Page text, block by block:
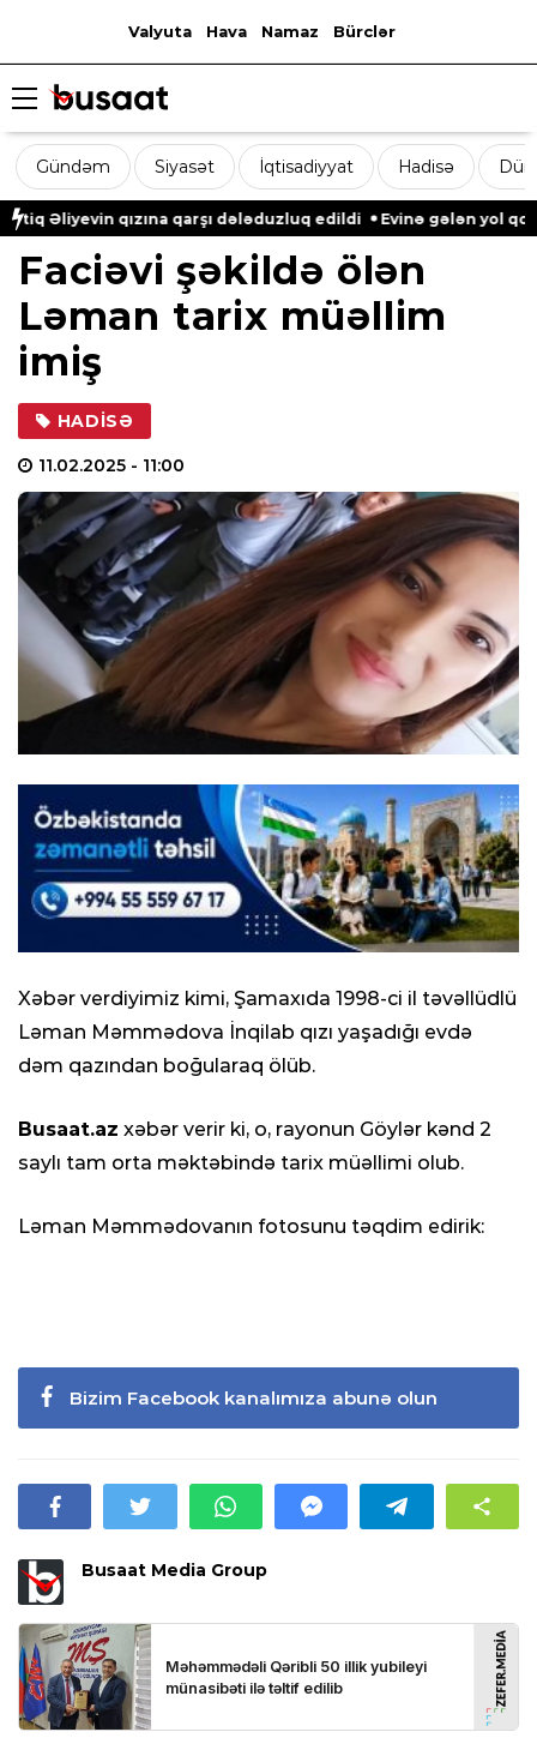
Valyuta Hava Namaz Bürclər
Gündəm Siyasət İqtisadiyyat Hadisə
qızına qarşı dələduzluq edildi Evinə gələn yol qonşusu
Faciəvi şəkildə ölən
Ləman tarix müəllim
imiş
HADISƏ
11.02.2025 - 11:00
Xəbər verdiyimiz kimi, Şamaxıda 1998-ci il təvəllüdlü
Ləman Məmmədova İnqilab qızı yaşadığı evdə
dəm qazından boğularaq ölüb.
Busaat.az xəbər verir ki, o, rayonun Göylər kənd 2
saylı tam orta məktəbində tarix müəllimi olub.
Ləman Məmmədovanın fotosunu təqdim edirik:
Bizim Facebook kanalımıza abunə olun
Busaat Media Group